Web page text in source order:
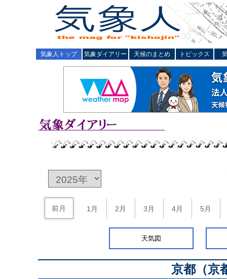
気象人トップ 気象ダイアリー 天候のまとめ トピックス
前月 1月 2月 3月 4月 5月
天気図
京都（京